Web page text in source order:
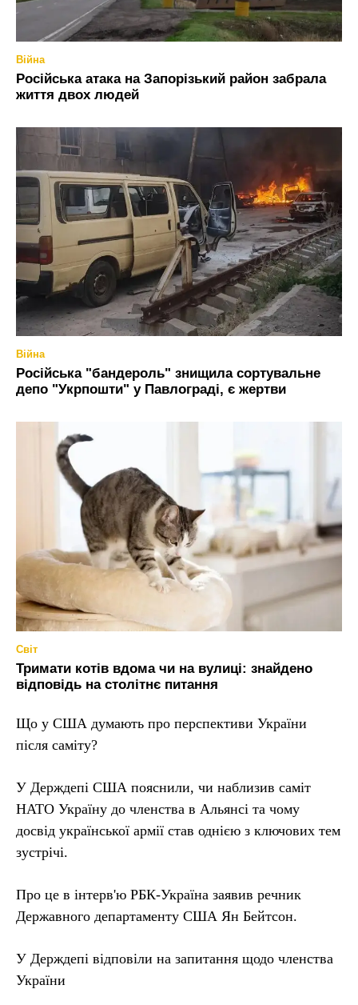
Війна
Російська атака на Запорізький район забрала
життя двох людей
Війна
Російська "бандероль" знищила сортувальне
депо "Укрпошти" у Павлограді, є жертви
Світ
Тримати котів вдома чи на вулиці: знайдено
відповідь на столітнє питання
Що у США думають про перспективи України
після саміту?
У Держдепі США пояснили, чи наблизив саміт
НАТО Україну до членства в Альянсі та чому
досвід української армії став однією з ключових тем
зустрічі.
Про це в інтерв'ю РБК-Україна заявив речник
Державного департаменту США Ян Бейтсон.
У Держдепі відповіли на запитання щодо членства
України